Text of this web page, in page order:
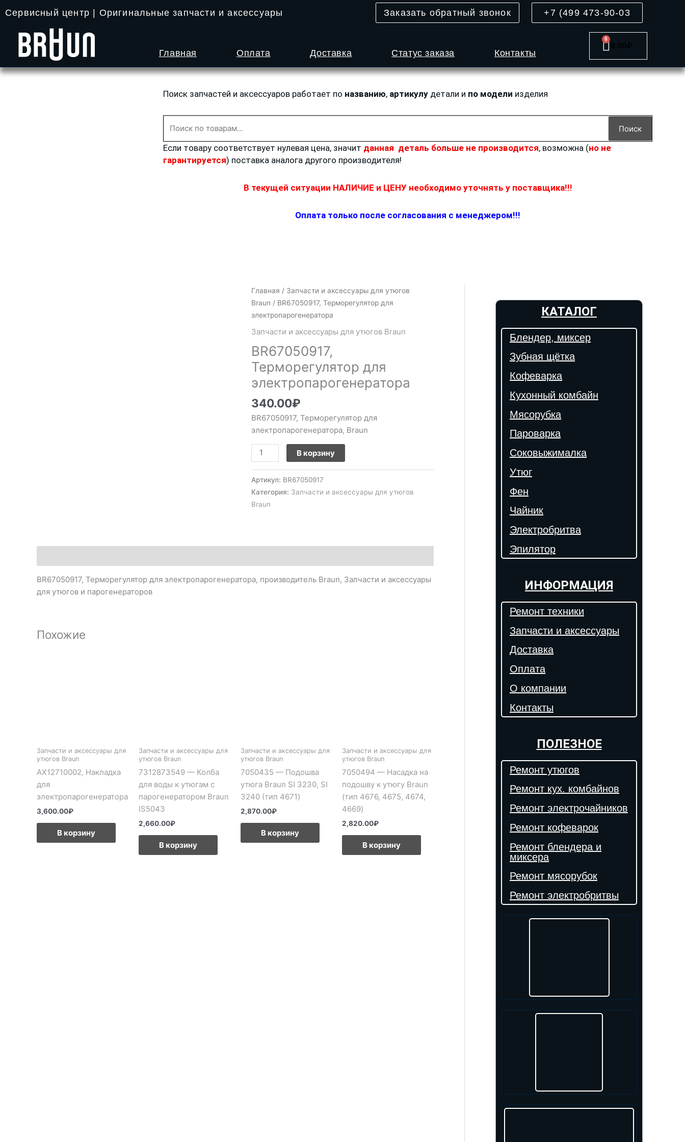
содержимому
Сервисный центр | Оригинальные запчасти и аксессуары Заказать обратный звонок +7 (499 473-90-03
Главная Оплата Доставка Статус заказа Контакты
0.00₽
0
Cart
Поиск запчастей и аксессуаров работает по названию, артикулу детали и по модели изделия
Поиск
Если товару соответствует нулевая цена, значит данная деталь больше не производится, возможна (но не
гарантируется) поставка аналога другого производителя!
В текущей ситуации НАЛИЧИЕ и ЦЕНУ необходимо уточнять у поставщика!!!
Оплата только после согласования с менеджером!!!
Главная / Запчасти и аксессуары для утюгов
Braun / BR67050917, Терморегулятор для
электропарогенератора
Запчасти и аксессуары для утюгов Braun
BR67050917,
Терморегулятор для
электропарогенератора
340.00₽
BR67050917, Терморегулятор для
электропарогенератора, Braun
Количество
товара
BR67050917,
электропарогенератора
В корзину
Артикул: BR67050917
Категория: Запчасти и аксессуары для утюгов
Braun
BR67050917, Терморегулятор для электропарогенератора, производитель Braun, Запчасти и аксессуары
для утюгов и парогенераторов
Похожие
Запчасти и аксессуары для
утюгов Braun
AX12710002, Накладка
для
электропарогенератора
3,600.00₽
В корзину
Запчасти и аксессуары для
утюгов Braun
7312873549 — Колба
для воды к утюгам с
парогенератором Braun
IS5043
2,660.00₽
В корзину
Запчасти и аксессуары для
утюгов Braun
7050435 — Подошва
утюга Braun SI 3230, SI
3240 (тип 4671)
2,870.00₽
В корзину
Запчасти и аксессуары для
утюгов Braun
7050494 — Насадка на
подошву к утюгу Braun
(тип 4676, 4675, 4674,
4669)
2,820.00₽
В корзину
КАТАЛОГ
Блендер, миксер
Зубная щётка
Кофеварка
Кухонный комбайн
Мясорубка
Пароварка
Соковыжималка
Утюг
Фен
Чайник
Электробритва
Эпилятор
ИНФОРМАЦИЯ
Ремонт техники
Запчасти и аксессуары
Доставка
Оплата
О компании
Контакты
ПОЛЕЗНОЕ
Ремонт утюгов
Ремонт кух. комбайнов
Ремонт электрочайников
Ремонт кофеварок
Ремонт блендера и
миксера
Ремонт мясорубок
Ремонт электробритвы